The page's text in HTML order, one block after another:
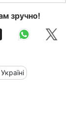
зручно!